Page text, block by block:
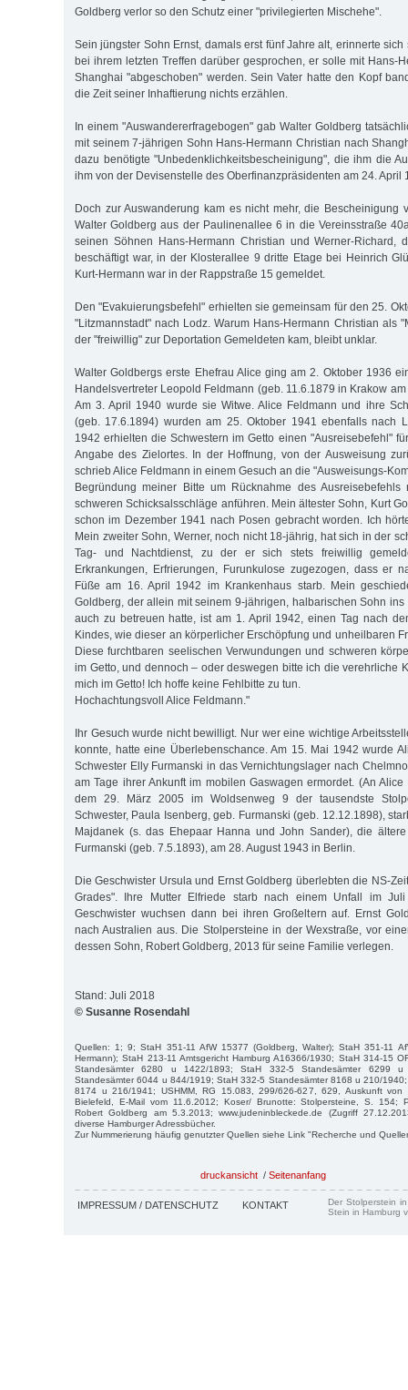
Goldberg verlor so den Schutz einer "privilegierten Mischehe".
Sein jüngster Sohn Ernst, damals erst fünf Jahre alt, erinnerte sich
bei ihrem letzten Treffen darüber gesprochen, er solle mit Hans-
Shanghai "abgeschoben" werden. Sein Vater hatte den Kopf
die Zeit seiner Inhaftierung nichts erzählen.
In einem "Auswandererfragebogen" gab Walter Goldberg
mit seinem 7-jährigen Sohn Hans-Hermann Christian nach
dazu benötigte "Unbedenklichkeitsbescheinigung", die ihm die
ihm von der Devisenstelle des Oberfinanzpräsidenten am 24. April
Doch zur Auswanderung kam es nicht mehr, die Bescheinigung
Walter Goldberg aus der Paulinenallee 6 in die Vereinsstraße
seinen Söhnen Hans-Hermann Christian und Werner-Richard,
beschäftigt war, in der Klosterallee 9 dritte Etage bei Heinrich
Kurt-Hermann war in der Rappstraße 15 gemeldet.
Den "Evakuierungsbefehl" erhielten sie gemeinsam für den 25.
"Litzmannstadt" nach Lodz. Warum Hans-Hermann Christian als
der "freiwillig" zur Deportation Gemeldeten kam, bleibt unklar.
Walter Goldbergs erste Ehefrau Alice ging am 2. Oktober 1936
Handelsvertreter Leopold Feldmann (geb. 11.6.1879 in Krakow
Am 3. April 1940 wurde sie Witwe. Alice Feldmann und ihre
(geb. 17.6.1894) wurden am 25. Oktober 1941 ebenfalls nach
1942 erhielten die Schwestern im Getto einen "Ausreisebefehl"
Angabe des Zielortes. In der Hoffnung, von der Ausweisung
schrieb Alice Feldmann in einem Gesuch an die "Ausweisungs-
Begründung meiner Bitte um Rücknahme des
schweren Schicksalsschläge anführen. Mein ältester Sohn, Kurt
schon im Dezember 1941 nach Posen gebracht worden. Ich
Mein zweiter Sohn, Werner, noch nicht 18-jährig, hat sich in der
Tag- und Nachtdienst, zu der er sich stets freiwillig
Erkrankungen, Erfrierungen, Furunkulose zugezogen, dass er
Füße am 16. April 1942 im Krankenhaus starb. Mein
Goldberg, der allein mit seinem 9-jährigen, halbarischen Sohn
auch zu betreuen hatte, ist am 1. April 1942, einen Tag nach
Kindes, wie dieser an körperlicher Erschöpfung und unheilbaren
Diese furchtbaren seelischen Verwundungen und schweren
im Getto, und dennoch – oder deswegen bitte ich die verehrliche
mich im Getto! Ich hoffe keine Fehlbitte zu tun.
Hochachtungsvoll Alice Feldmann."
Ihr Gesuch wurde nicht bewilligt. Nur wer eine wichtige
konnte, hatte eine Überlebenschance. Am 15. Mai 1942 wurde
Schwester Elly Furmanski in das Vernichtungslager nach
am Tage ihrer Ankunft im mobilen Gaswagen ermordet. (An
dem 29. März 2005 im Woldsenweg 9 der tausendste
Schwester, Paula Isenberg, geb. Furmanski (geb. 12.12.1898),
Majdanek (s. das Ehepaar Hanna und John Sander), die
Furmanski (geb. 7.5.1893), am 28. August 1943 in Berlin.
Die Geschwister Ursula und Ernst Goldberg überlebten die NS-
Grades". Ihre Mutter Elfriede starb nach einem Unfall im
Geschwister wuchsen dann bei ihren Großeltern auf. Ernst
nach Australien aus. Die Stolpersteine in der Wexstraße, vor
dessen Sohn, Robert Goldberg, 2013 für seine Familie verlegen.
Stand: Juli 2018
© Susanne Rosendahl
Quellen: 1; 9; StaH 351-11 AfW 15377 (Goldberg, Walter); StaH 351-11
Hermann); StaH 213-11 Amtsgericht Hamburg A16366/1930; StaH 314-15
Standesämter 6280 u 1422/1893; StaH 332-5 Standesämter 6299
Standesämter 6044 u 844/1919; StaH 332-5 Standesämter 8168 u 210/
8174 u 216/1941; USHMM, RG 15.083, 299/626-627, 629, Auskunft von
Bielefeld, E-Mail vom 11.6.2012; Koser/ Brunotte: Stolpersteine, S. 154;
Robert Goldberg am 5.3.2013; www.judeninbleckede.de (Zugriff
diverse Hamburger Adressbücher.
Zur Nummerierung häufig genutzter Quellen siehe Link "Recherche und
druckansicht / Seitenanfang
IMPRESSUM / DATENSCHUTZ KONTAKT
Der Stolperstein
Stein in Hamburg